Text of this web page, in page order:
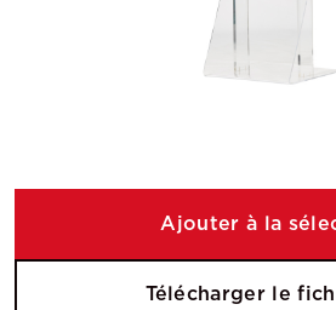
Ajouter à la
Télécharger le